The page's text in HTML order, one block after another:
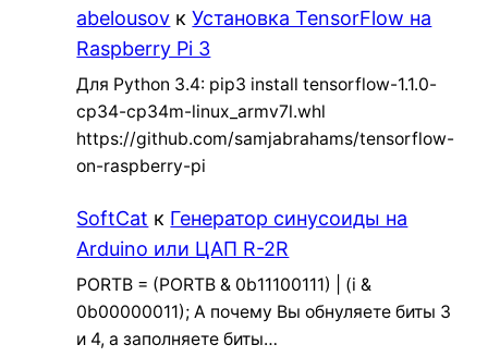
abelousov кУстановка TensorFlow на
Raspberry Pi 3
Для Python 3.4: pip3 install tensorflow-1.1.0-
cp34-cp34m-linux_armv7l.whl
https://github.com/samjabrahams/tensorflow-
on-raspberry-pi
SoftCat к Генератор синусоиды на
Arduino или ЦАП R-2R
PORTB = (PORTB & 0b11100111) | (i &
0b00000011); А почему Вы обнуляете биты 3
и 4, а заполняете биты…